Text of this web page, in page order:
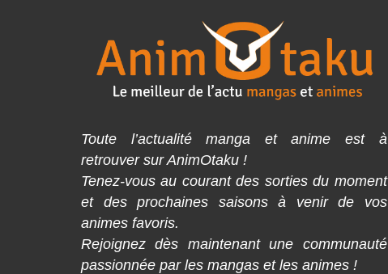
Toute l’actualité manga et anime est à
retrouver sur AnimOtaku !
Tenez-vous au courant des sorties du moment
et des prochaines saisons à venir de vos
animes favoris.
Rejoignez dès maintenant une communauté
passionnée par les mangas et les animes !